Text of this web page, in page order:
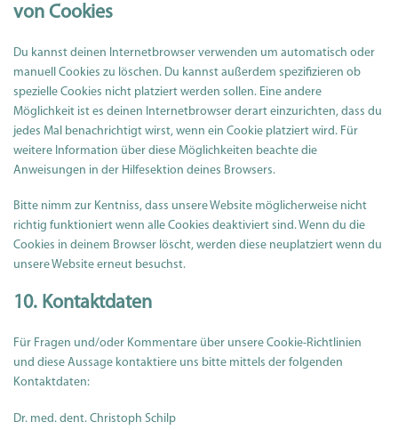
von Cookies
Du kannst deinen Internetbrowser verwenden um automatisch oder
manuell Cookies zu löschen. Du kannst außerdem spezifizieren ob
spezielle Cookies nicht platziert werden sollen. Eine andere
Möglichkeit ist es deinen Internetbrowser derart einzurichten, dass du
jedes Mal benachrichtigt wirst, wenn ein Cookie platziert wird. Für
weitere Information über diese Möglichkeiten beachte die
Anweisungen in der Hilfesektion deines Browsers.
Bitte nimm zur Kentniss, dass unsere Website möglicherweise nicht
richtig funktioniert wenn alle Cookies deaktiviert sind. Wenn du die
Cookies in deinem Browser löscht, werden diese neuplatziert wenn du
unsere Website erneut besuchst.
10. Kontaktdaten
Für Fragen und/oder Kommentare über unsere Cookie-Richtlinien
und diese Aussage kontaktiere uns bitte mittels der folgenden
Kontaktdaten:
Dr. med. dent. Christoph Schilp